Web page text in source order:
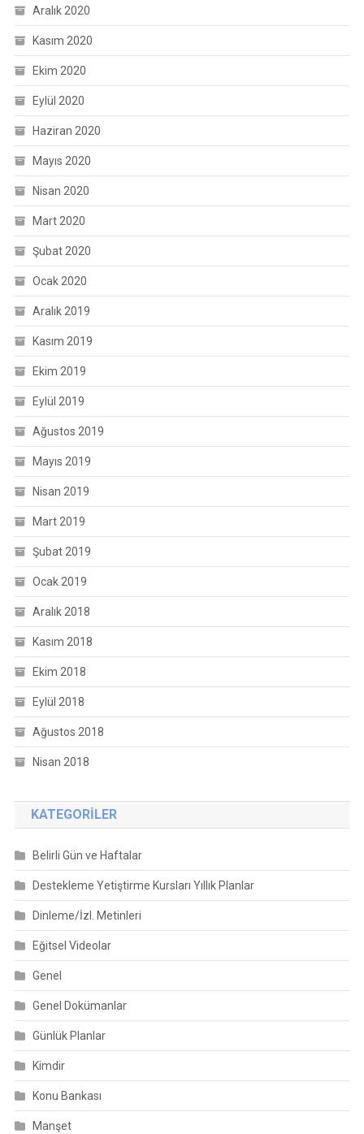
Aralık 2020
Kasım 2020
Ekim 2020
Eylül 2020
Haziran 2020
Mayıs 2020
Nisan 2020
Mart 2020
Şubat 2020
Ocak 2020
Aralık 2019
Kasım 2019
Ekim 2019
Eylül 2019
Ağustos 2019
Mayıs 2019
Nisan 2019
Mart 2019
Şubat 2019
Ocak 2019
Aralık 2018
Kasım 2018
Ekim 2018
Eylül 2018
Ağustos 2018
Nisan 2018
KATEGORILER
Belirli Gün ve Haftalar
Destekleme Yetiştirme Kursları Yıllık Planlar
Dinleme/İzl. Metinleri
Eğitsel Videolar
Genel
Genel Dokümanlar
Günlük Planlar
Kimdir
Konu Bankası
Manşet